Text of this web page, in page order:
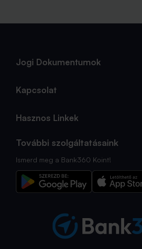
Jogi Dokumentumok
Kapcsolat
Hasznos Linkek
További szolgáltatásaink
Ismerd meg a Bank360 Koint!